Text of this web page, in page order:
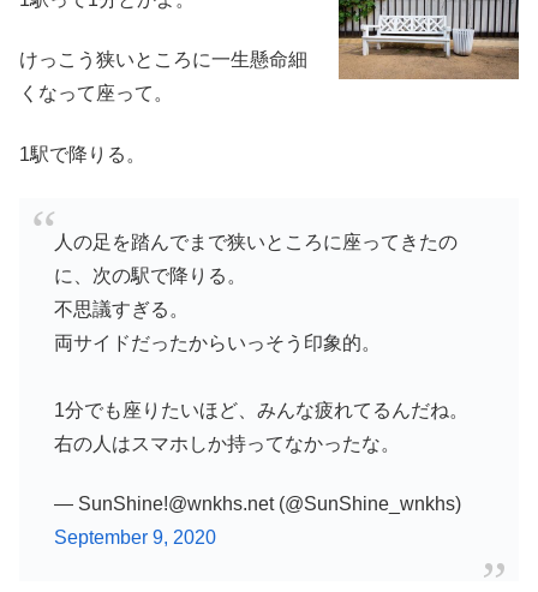
けっこう狭いところに一生懸命細
くなって座って。
1駅で降りる。
人の足を踏んでまで狭いところに座ってきたの
に、次の駅で降りる。
不思議すぎる。
両サイドだったからいっそう印象的。
1分でも座りたいほど、みんな疲れてるんだね。
右の人はスマホしか持ってなかったな。
— SunShine!@wnkhs.net (@SunShine_wnkhs)
September 9, 2020